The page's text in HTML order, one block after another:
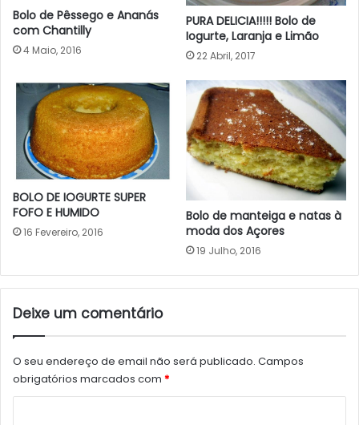
Bolo de Pêssego e Ananás
com Chantilly
4 Maio, 2016
PURA DELICIA!!!!! Bolo de
Iogurte, Laranja e Limão
22 Abril, 2017
BOLO DE IOGURTE SUPER
FOFO E HUMIDO
16 Fevereiro, 2016
Bolo de manteiga e natas à
moda dos Açores
19 Julho, 2016
Deixe um comentário
O seu endereço de email não será publicado. Campos
obrigatórios marcados com *